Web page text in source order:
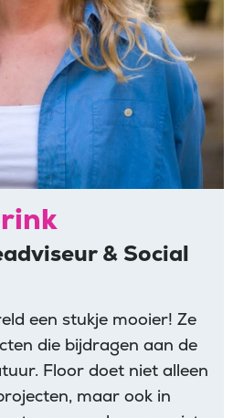
& Social
een stukje mooier! Ze
die bijdragen aan de
Floor doet niet alleen
maar ook in